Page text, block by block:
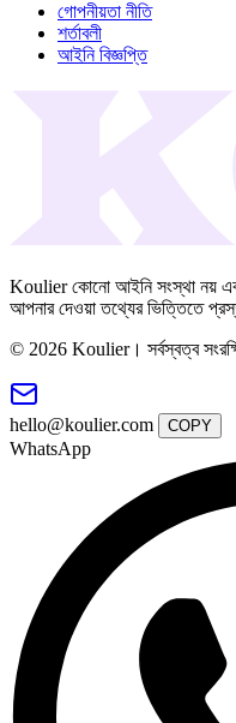
গোপনীয়তা নীতি
শর্তাবলী
আইনি বিজ্ঞপ্তি
Koulier কোনো আইনি সংস্থা নয়
আপনার দেওয়া তথ্যের ভিত্তিতে
© 2026 Koulier। সর্বস্বত্ব
hello@koulier.com COPY
WhatsApp